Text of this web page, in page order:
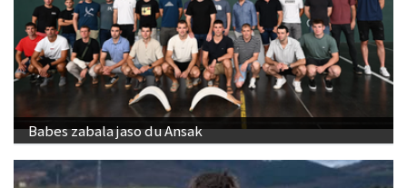
Babes zabala jaso du Ansak